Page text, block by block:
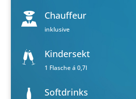
Chauffeur
inklusive
Kindersekt
1 Flasche á 0,7l
Softdrinks